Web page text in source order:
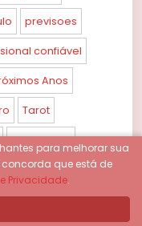
previsoes
confiável
Anos
Tarot
tarot online
para melhorar sua
concorda que está de
Privacidade.